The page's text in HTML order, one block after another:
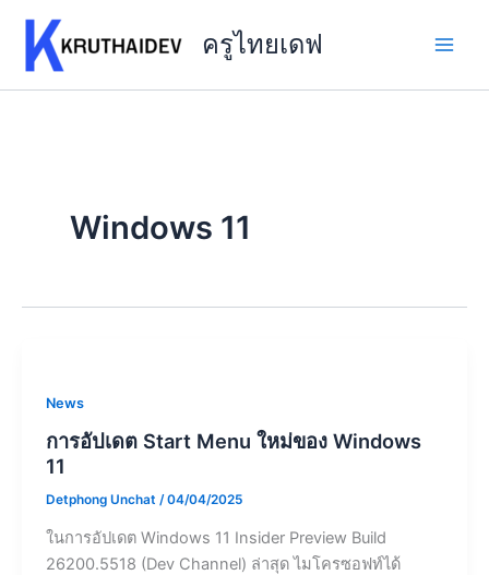
content
ครูไทยเดฟ
Windows 11
News
การอัปเดต Start Menu ใหม่ของ Windows
11
Detphong Unchat /04/04/2025
ในการอัปเดต Windows 11 Insider Preview Build
26200.5518 (Dev Channel) ล่าสุด ไมโครซอฟท์ได้